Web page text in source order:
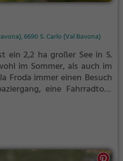
6690 S. Carlo (Val Bavona)
ein 2,2 ha großer See in S.
im Sommer, als auch im
Froda immer einen Besuch
eine Fahrradtour
Möglichkeiten für